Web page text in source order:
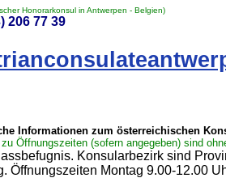
Honorarkonsul in Antwerpen - Belgien)
206 77 39
Informationen zum österreichischen
Öffnungszeiten (sofern angegeben) sind
Konsularbezirk sind
Öffnungszeiten Montag 9.00-12.00